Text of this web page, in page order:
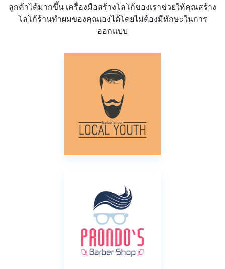
ลูกค้าได้มากขึ้น เครื่องมือสร้างโลโก้ของเราช่วยให้คุณสร้าง
โลโก้ร้านทำผมของคุณเองได้โดยไม่ต้องมีทักษะในการ
ออกแบบ